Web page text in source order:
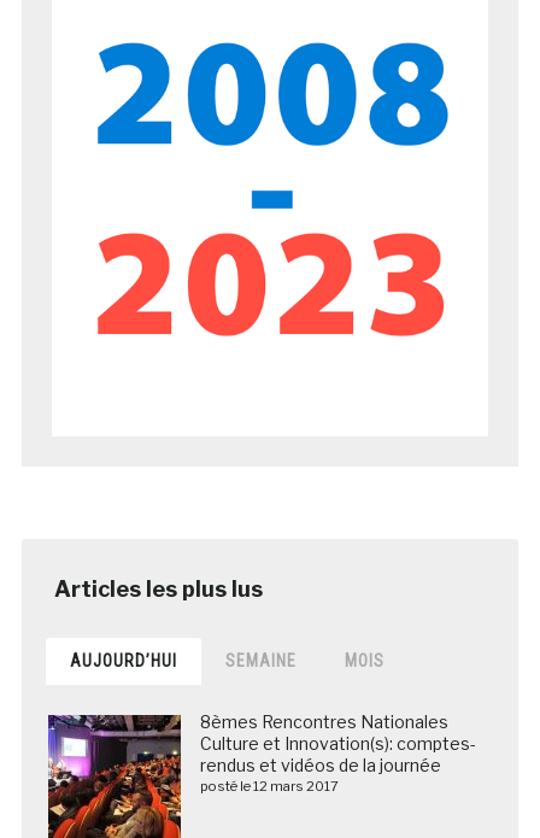
AUJOURD’HUI SEMAINE MOIS
8èmes Rencontres Nationales
Culture et Innovation(s): comptes-
rendus et vidéos de la journée
posté le 12 mars 2017